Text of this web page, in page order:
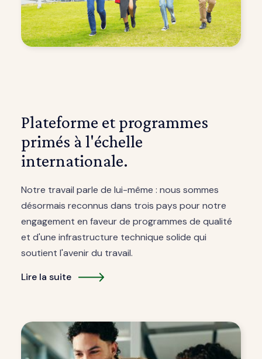
Plateforme et programmes
primés à l'échelle
internationale.
Notre travail parle de lui-même : nous sommes
désormais reconnus dans trois pays pour notre
engagement en faveur de programmes de qualité
et d'une infrastructure technique solide qui
soutient l'avenir du travail.
Lire la suite